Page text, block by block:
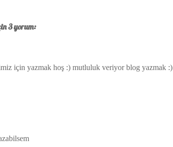
3 yorum:
için yazmak hoş :) mutluluk veriyor blog yazmak :)